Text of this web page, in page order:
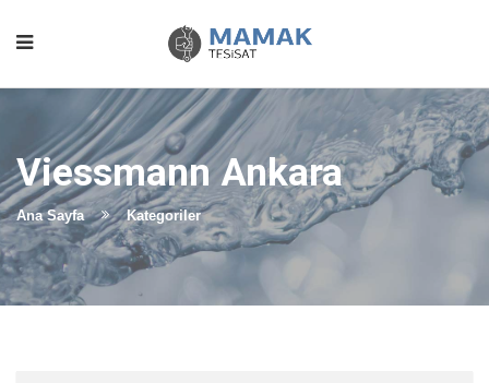
Viessmann Ankara
Ana Sayfa Kategoriler